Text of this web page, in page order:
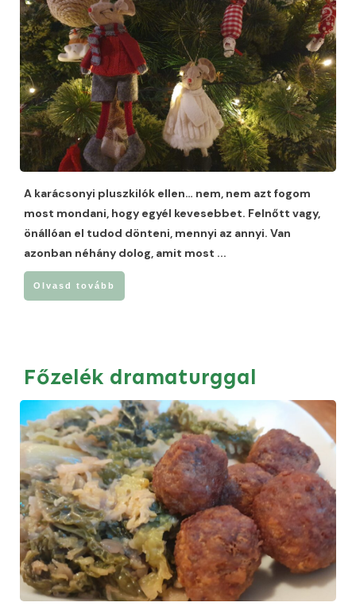
A karácsonyi pluszkilók ellen… nem, nem azt fogom
most mondani, hogy egyél kevesebbet. Felnőtt vagy,
önállóan el tudod dönteni, mennyi az annyi. Van
azonban néhány dolog, amit most ...
Olvasd tovább
Főzelék dramaturggal